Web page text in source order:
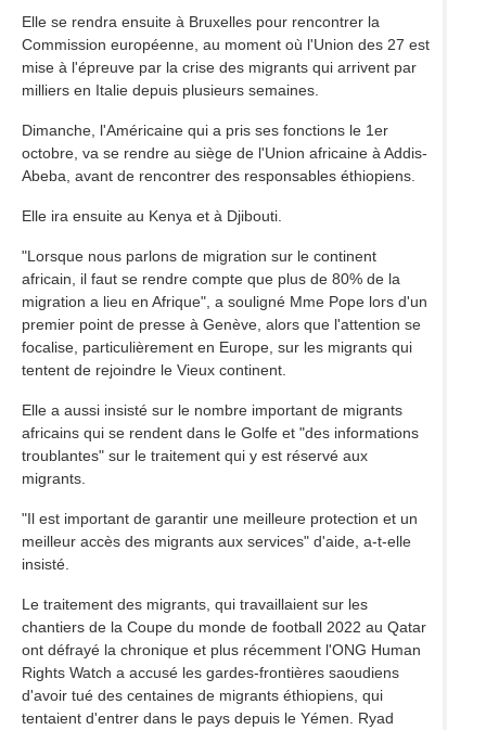
Elle se rendra ensuite à Bruxelles pour rencontrer la
Commission européenne, au moment où l'Union des 27 est
mise à l'épreuve par la crise des migrants qui arrivent par
milliers en Italie depuis plusieurs semaines.
Dimanche, l'Américaine qui a pris ses fonctions le 1er
octobre, va se rendre au siège de l'Union africaine à Addis-
Abeba, avant de rencontrer des responsables éthiopiens.
Elle ira ensuite au Kenya et à Djibouti.
"Lorsque nous parlons de migration sur le continent
africain, il faut se rendre compte que plus de 80% de la
migration a lieu en Afrique", a souligné Mme Pope lors d'un
premier point de presse à Genève, alors que l'attention se
focalise, particulièrement en Europe, sur les migrants qui
tentent de rejoindre le Vieux continent.
Elle a aussi insisté sur le nombre important de migrants
africains qui se rendent dans le Golfe et "des informations
troublantes" sur le traitement qui y est réservé aux
migrants.
"Il est important de garantir une meilleure protection et un
meilleur accès des migrants aux services" d'aide, a-t-elle
insisté.
Le traitement des migrants, qui travaillaient sur les
chantiers de la Coupe du monde de football 2022 au Qatar
ont défrayé la chronique et plus récemment l'ONG Human
Rights Watch a accusé les gardes-frontières saoudiens
d'avoir tué des centaines de migrants éthiopiens, qui
tentaient d'entrer dans le pays depuis le Yémen. Ryad